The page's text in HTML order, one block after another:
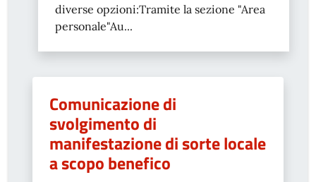
diverse opzioni:Tramite la sezione "Area
personale"Au...
Comunicazione di
svolgimento di
manifestazione di sorte locale
a scopo benefico